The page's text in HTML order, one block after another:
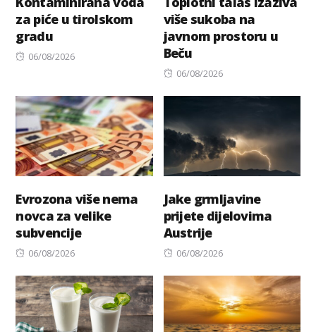
za piće u tirolskom
gradu
Posted
06/08/2026
više sukoba na
javnom prostoru u
Beču
Posted
06/08/2026
Evrozona više nema
novca za velike
subvencije
Posted
06/08/2026
Jake grmljavine
prijete dijelovima
Austrije
Posted
06/08/2026